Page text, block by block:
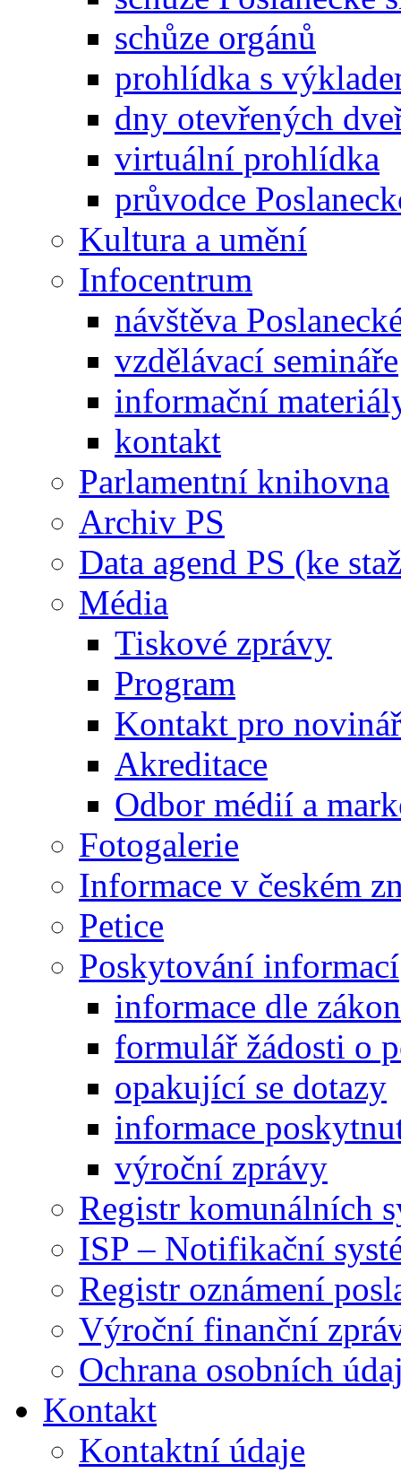
schůze orgánů
prohlídka s
dny otevřených
virtuální prohlídka
průvodce
Kultura a umění
Infocentrum
návštěva
vzdělávací semináře
informační
kontakt
Parlamentní knihovna
Archiv PS
Data agend PS (ke
Média
Tiskové zprávy
Program
Kontakt pro
Akreditace
Odbor médií a
Fotogalerie
Informace v českém
Petice
Poskytování informací
informace dle
formulář žádosti o
opakující se dotazy
informace
výroční zprávy
Registr komunálních
ISP – Notifikační
Registr oznámení
Výroční finanční
Ochrana osobních
Kontakt
Kontaktní údaje